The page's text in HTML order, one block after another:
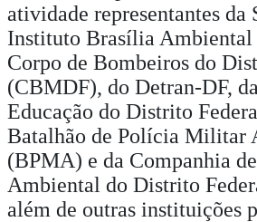
atividade representantes da
Instituto Brasília Ambiental
Corpo de Bombeiros do
(CBMDF), do Detran-DF,
Educação do Distrito
Batalhão de Polícia Militar
(BPMA) e da Companhia
Ambiental do Distrito
além de outras instituições